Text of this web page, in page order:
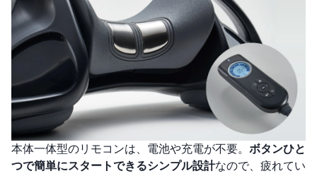
本体一体型のリモコンは、電池や充電が不要。 ボタンひと
つで簡単にスタートできるシンプル設計なので、疲れてい